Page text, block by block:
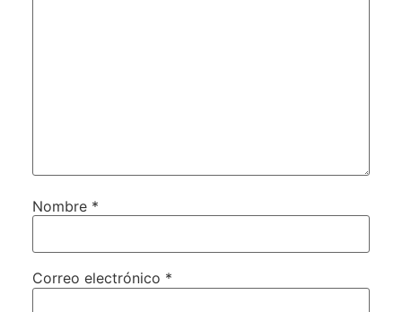
Nombre *
Correo electrónico *